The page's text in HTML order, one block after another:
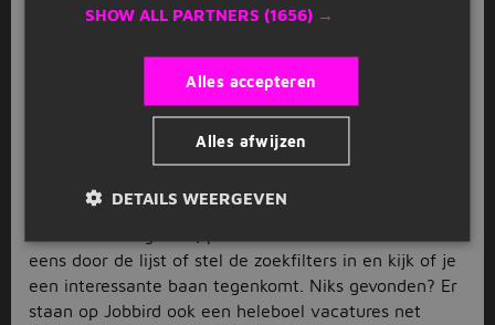
Jobbird zo gedaan.
Werken in Stroe
Vraag jij je af wat dit dorp qua werkgelegenheid te
bieden heeft? In Stroe vind je onder meer een
weg. Maar je vindt tussen de vacatures in Stroe ook
eens door de lijst of stel de zoekfilters in en kijk of je
een interessante baan tegenkomt. Niks gevonden? Er
staan op Jobbird ook een heleboel vacatures net
SHOW ALL PARTNERS (1656) →
Alles accepteren
Alles afwijzen
DETAILS WEERGEVEN